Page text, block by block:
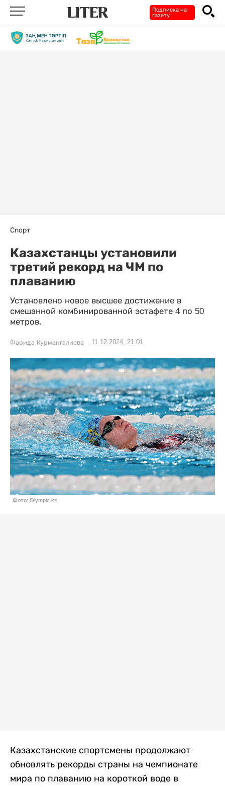
Подписка на
газету
Спорт
Казахстанцы установили
третий рекорд на ЧМ по
плаванию
Установлено новое высшее достижение в
смешанной комбинированной эстафете 4 по 50
метров.
Фарида Курмангалиева 11.12.2024, 21:01
Фото: Olympic.kz
Казахстанские спортсмены продолжают
обновлять рекорды страны на чемпионате
мира по плаванию на короткой воде в